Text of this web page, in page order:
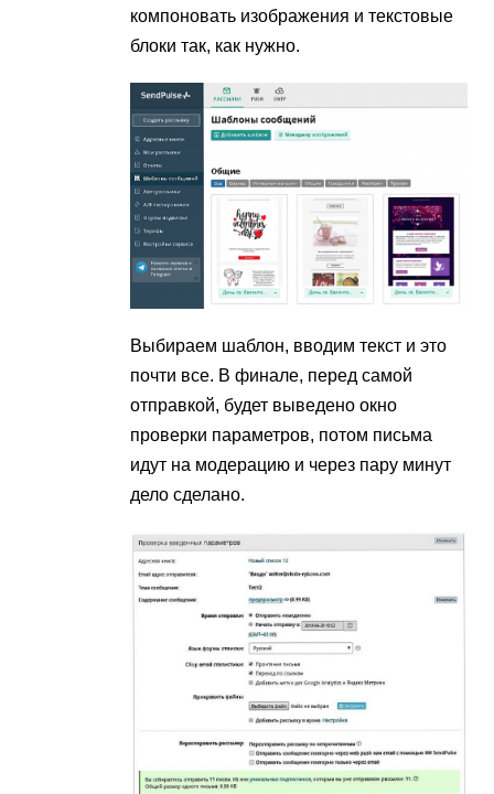
компоновать изображения и текстовые
блоки так, как нужно.
Выбираем шаблон, вводим текст и это
почти все. В финале, перед самой
отправкой, будет выведено окно
проверки параметров, потом письма
идут на модерацию и через пару минут
дело сделано.